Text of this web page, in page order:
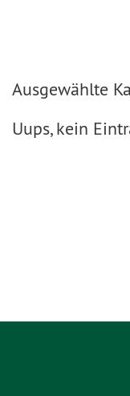
Ausgewählte
Uups, kein